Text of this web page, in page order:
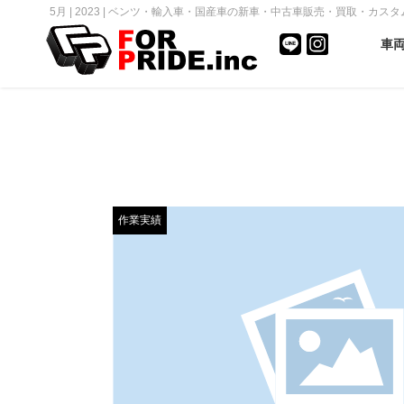
5月 | 2023 | ベンツ・輸入車・国産車の新車・中古車販売・買取・カス
車
作業実績